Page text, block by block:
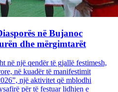
në Bujanoc
dhe mërgimtarët
në një qendër të gjallë festimesh,
në kuadër të manifestimit
një aktivitet që mblodhi
për të festuar lidhjen e